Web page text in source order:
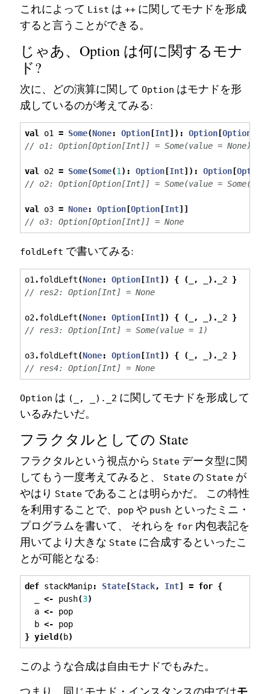
これによって List は ++に関してモナドを形成
すると言うことができる。
じゃあ、Option は何に関するモナ
ド?
次に、どの演算に関して Option はモナドを形
成しているのが考えてみる:
val o1 = Some(None: Option[Int]): Option[Option
// o1: Option[Option[Int]] = Some(value = None)
val o2 = Some(Some(1 ): Option[Int]): Option[Option
// o2: Option[Option[Int]] = Some(value =
val o3 = None: Option[Option[Int]]
// o3: Option[Option[Int]] = None
foldLeft で書いてみる:
o1 .foldLeft(None: Option[Int]) { ( , ). _2 }
// res2: Option[Int] = None
o2.foldLeft(None: Option[Int]) { ( , ). _2 }
// res3: Option[Int] = Some(value = 1)
o3.foldLeft(None: Option[Int]) { ( , ). _2 }
// res4: Option[Int] = None
Option は (_, _)._2 に関してモナドを形成して
いるみたいだ。
フラクタルとしての State
フラクタルという視点から Stateデータ型に関
してもう一度考えてみると、
Stateの Stateが
やはり Stateであることは明らかだ。 この特性
を利用することで、
pop や push といったミニ・
プログラムを書いて、 それらを for内包表記を
用いてより大きな Stateに合成するといったこ
とが可能となる:
def stackManip: State[Stack, Int] = for {
<- push(3)
a <- pop
b <- pop
} yield (b)
このような合成は自由モナドでもみた。
つまり、同じモナド・インスタンスの中ではモ